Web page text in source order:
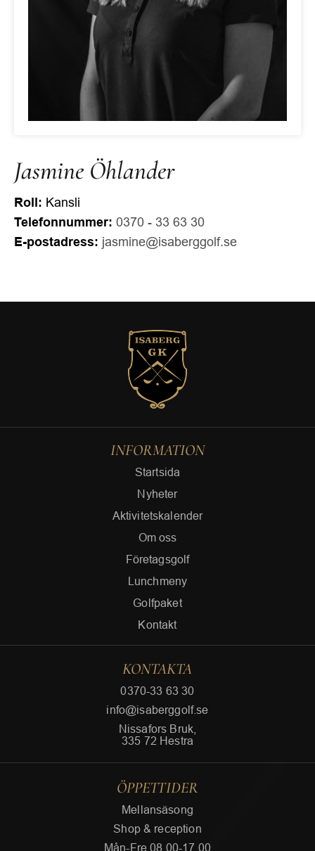
Jasmine Öhlander
Roll: Kansli
Telefonnummer: 0370 - 33 63 30
E-postadress: jasmine@isaberggolf.se
INFORMATION
Startsida
Nyheter
Aktivitetskalender
Om oss
Företagsgolf
Lunchmeny
Golfpaket
Kontakt
KONTAKTA
0370-33 63 30
info@isaberggolf.se
Nissafors Bruk,
335 72 Hestra
ÖPPETTIDER
Mellansäsong
Shop & reception
Mån-Fre 08.00-17.00